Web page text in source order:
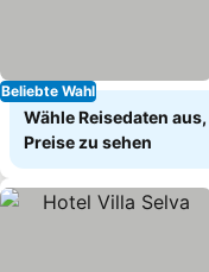
Beliebte Wahl
Wähle Reisedaten
Preise zu sehen